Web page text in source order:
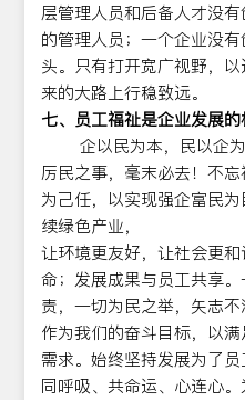
层管理人员和后备人才没
的管理人员；一个企业没
头。只有打开宽广视野，
来的大路上行稳致远。
七、员工福祉是企业发展
企以民为本，民以企为
厉民之事，毫末必去！不
为己任，以实现强企富民
续绿色产业，
让环境更友好，让社会更
命；发展成果与员工共享
责，一切为民之举，矢志
作为我们的奋斗目标，以
需求。始终坚持发展为了
同呼吸、共命运、心连心